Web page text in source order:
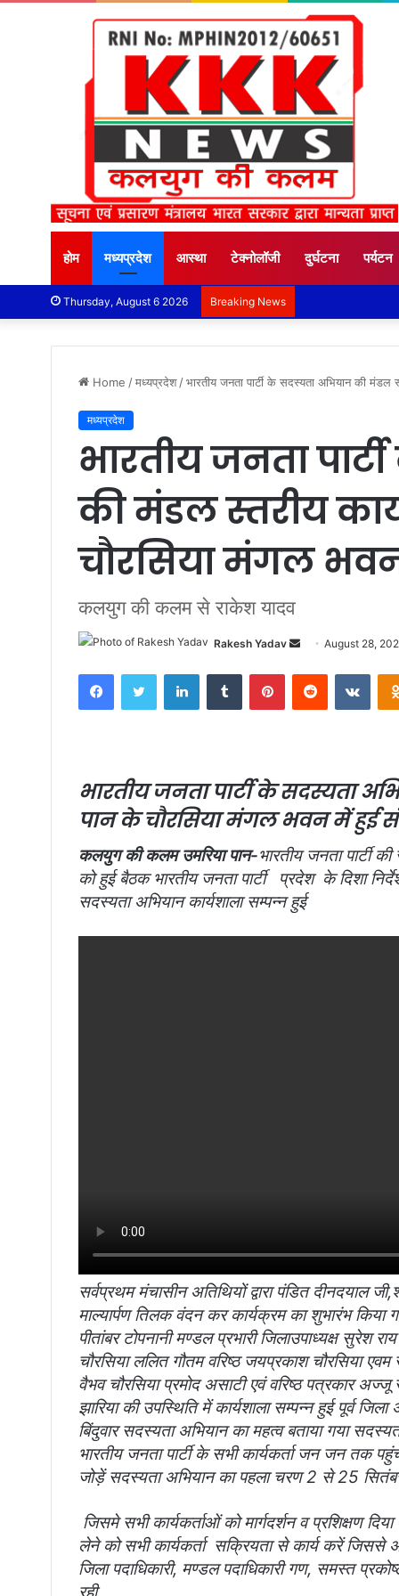
होम मध्यप्रदेश आस्था टेक्नोलॉजी दुर्घटना पर्यटन
Thursday, August 6 2026 Breaking News
Home /मध्यप्रदेश /भारतीय जनता पार्टी के सदस्यता अभियान की मंडल
मध्यप्रदेश
भारतीय जनता
की मंडल स्तरीय
चौरसिया मंगल
कलयुग की कलम से राकेश यादव
Rakesh Yadav
n
d
m
a
l
August 28,
भारतीय जनता पार्टी के सदस्यता
पान के चौरसिया मंगल भवन में हुई
कलयुग की कलम उमरिया पान-भारतीय जनता पार्टी
को हुई बैठक भारतीय जनता पार्टी प्रदेश के दिशा
सदस्यता अभियान कार्यशाला सम्पन्न हुई
सर्वप्रथम मंचासीन अतिथियों द्वारा पंडित दीनदयाल
माल्यार्पण तिलक वंदन कर कार्यक्रम का शुभारंभ किया
पीतांबर टोपनानी मण्डल प्रभारी जिलाउपाध्यक्ष सुरेश
चौरसिया ललित गौतम वरिष्ठ जयप्रकाश चौरसिया
वैभव चौरसिया प्रमोद असाटी एवं वरिष्ठ पत्रकार
झारिया की उपस्थिति में कार्यशाला सम्पन्न हुई पूर्व जिला
बिंदुवार सदस्यता अभियान का महत्व बताया गया
भारतीय जनता पार्टी के सभी कार्यकर्ता जन जन तक
जोड़ें सदस्यता अभियान का पहला चरण 2 से 25
जिसमे सभी कार्यकर्ताओं को मार्गदर्शन व प्रशिक्षण
लेने को सभी कार्यकर्ता सक्रियता से कार्य करें जिससे
जिला पदाधिकारी, मण्डल पदाधिकारी गण, समस्त